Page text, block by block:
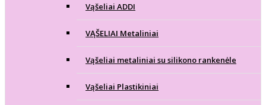
Vąšeliai ADDI
VĄŠELIAI Metaliniai
Vąšeliai metaliniai su silikono rankenėle
Vąšeliai Plastikiniai